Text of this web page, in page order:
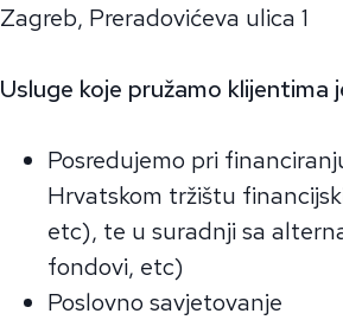
Zagreb, Preradovićeva ulica 1
Usluge koje pružamo klijentima
Posredujemo pri
Hrvatskom tržištu
etc), te u suradnji sa
fondovi, etc)
Poslovno savjetovanje